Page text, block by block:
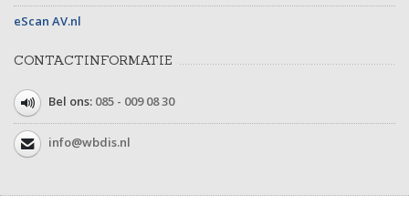
eScan AV.nl
CONTACTINFORMATIE
Bel ons: 085 - 009 08 30
info@wbdis.nl